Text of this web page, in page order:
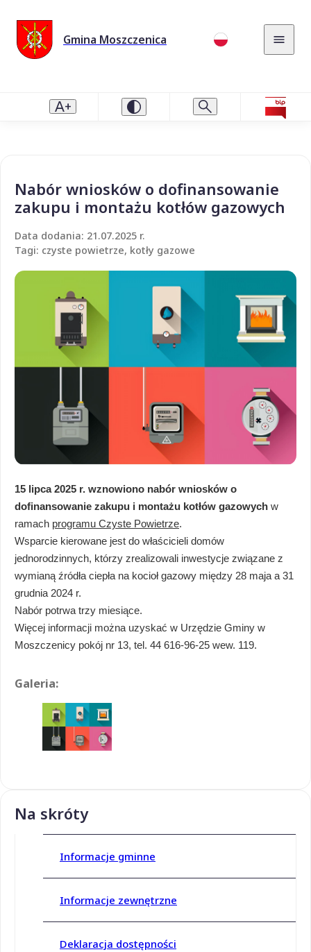
Gmina Moszczenica
Nabór wniosków o dofinansowanie
zakupu i montażu kotłów gazowych
Data dodania: 21.07.2025 r.
Tagi: czyste powietrze, kotły gazowe
15 lipca 2025 r. wznowiono nabór wniosków o
dofinansowanie zakupu i montażu kotłów gazowych w
ramach programu Czyste Powietrze.
Wsparcie kierowane jest do właścicieli domów
jednorodzinnych, którzy zrealizowali inwestycje związane z
wymianą źródła ciepła na kocioł gazowy między 28 maja a 31
grudnia 2024 r.
Nabór potrwa trzy miesiące.
Więcej informacji można uzyskać w Urzędzie Gminy w
Moszczenicy pokój nr 13, tel. 44 616-96-25 wew. 119.
Galeria:
Na skróty
Informacje gminne
Informacje zewnętrzne
Deklaracja dostępności